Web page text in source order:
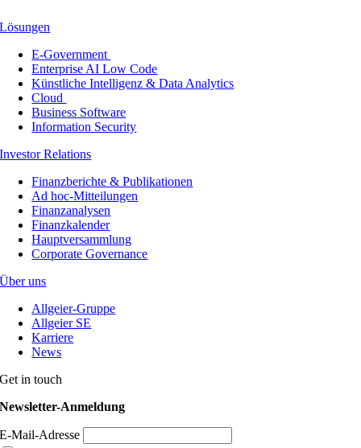
Lösungen
E-Government
Enterprise AI Low Code
Künstliche Intelligenz & Data Analytics
Cloud
Business Software
Information Security
Investor Relations
Finanzberichte & Publikationen
Ad hoc-Mitteilungen
Finanzanalysen
Finanzkalender
Hauptversammlung
Corporate Governance
Über uns
Allgeier-Gruppe
Allgeier SE
Karriere
News
Get in touch
Newsletter-Anmeldung
E-Mail-Adresse